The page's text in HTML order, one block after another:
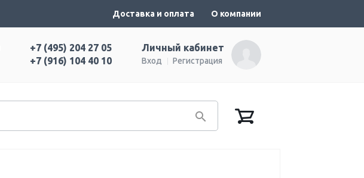
Доставка и оплата О компании
Личный кабинет
Вход Регистрация
+7 (495) 204 27 05
+7 (916) 104 40 10